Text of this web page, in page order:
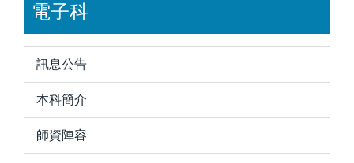
電子科
訊息公告
本科簡介
師資陣容